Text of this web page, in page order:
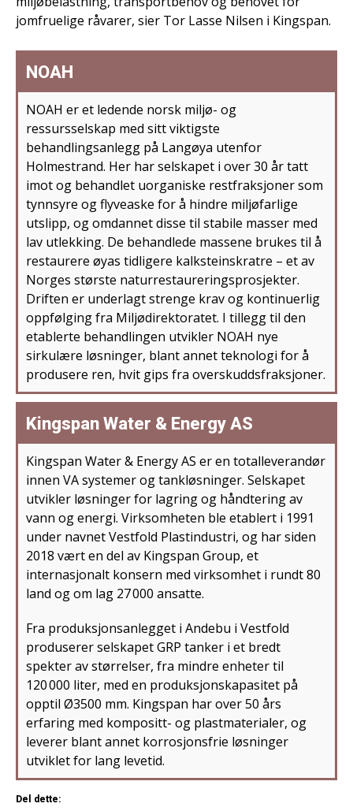
jomfruelige råvarer, sier Tor Lasse Nilsen i Kingspan.
NOAH
NOAH er et ledende norsk miljø- og
ressursselskap med sitt viktigste
behandlingsanlegg på Langøya utenfor
Holmestrand. Her har selskapet i over 30 år tatt
imot og behandlet uorganiske restfraksjoner som
tynnsyre og flyveaske for å hindre miljøfarlige
utslipp, og omdannet disse til stabile masser med
lav utlekking. De behandlede massene brukes til å
restaurere øyas tidligere kalksteinskratre – et av
Norges største naturrestaureringsprosjekter.
Driften er underlagt strenge krav og kontinuerlig
oppfølging fra Miljødirektoratet. I tillegg til den
etablerte behandlingen utvikler NOAH nye
sirkulære løsninger, blant annet teknologi for å
produsere ren, hvit gips fra overskuddsfraksjoner.
Kingspan Water & Energy AS
Kingspan Water & Energy AS er en totalleverandør
innen VA systemer og tankløsninger. Selskapet
utvikler løsninger for lagring og håndtering av
vann og energi. Virksomheten ble etablert i 1991
under navnet Vestfold Plastindustri, og har siden
2018 vært en del av Kingspan Group, et
internasjonalt konsern med virksomhet i rundt 80
land og om lag 27 000 ansatte.
Fra produksjonsanlegget i Andebu i Vestfold
produserer selskapet GRP tanker i et bredt
spekter av størrelser, fra mindre enheter til
120 000 liter, med en produksjonskapasitet på
opptil Ø3500 mm. Kingspan har over 50 års
erfaring med kompositt- og plastmaterialer, og
leverer blant annet korrosjonsfrie løsninger
utviklet for lang levetid.
Del dette: